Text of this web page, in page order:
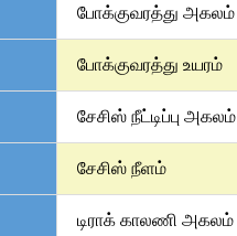
போக்குவரத்து அகலம்
போக்குவரத்து உயரம்
சேசிஸ் நீட்டிப்பு அகலம்
சேசிஸ் நீளம்
டிராக் காலணி அகலம்